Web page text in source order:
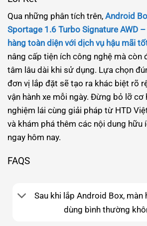
Qua những phân tích trên, Android
Sportage 1.6 Turbo Signature AWD
hàng toàn diện với dịch vụ hậu mãi
nâng cấp tiện ích công nghệ mà còn
tâm lâu dài khi sử dụng. Lựa chọn
đơn vị lắp đặt sẽ tạo ra khác biệt rõ
vận hành xe mỗi ngày. Đừng bỏ lỡ cơ
nghiệm lái cùng giải pháp từ HTD
và khám phá thêm các nội dung hữu
ngay hôm nay.
FAQS
Sau khi lắp Android Box, màn
dùng bình thường